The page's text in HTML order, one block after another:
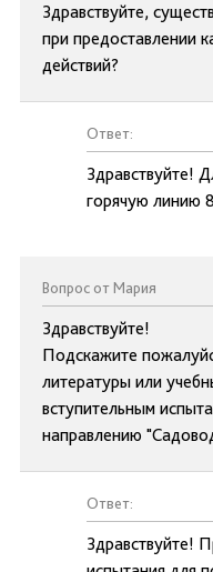
Здравствуйте,
при предоставлении
действий?
Ответ:
Здравствуйте!
горячую линию
Вопрос от Мария
Здравствуйте!
Подскажите
литературы или
вступительным
направлению
Ответ:
Здравствуйте!